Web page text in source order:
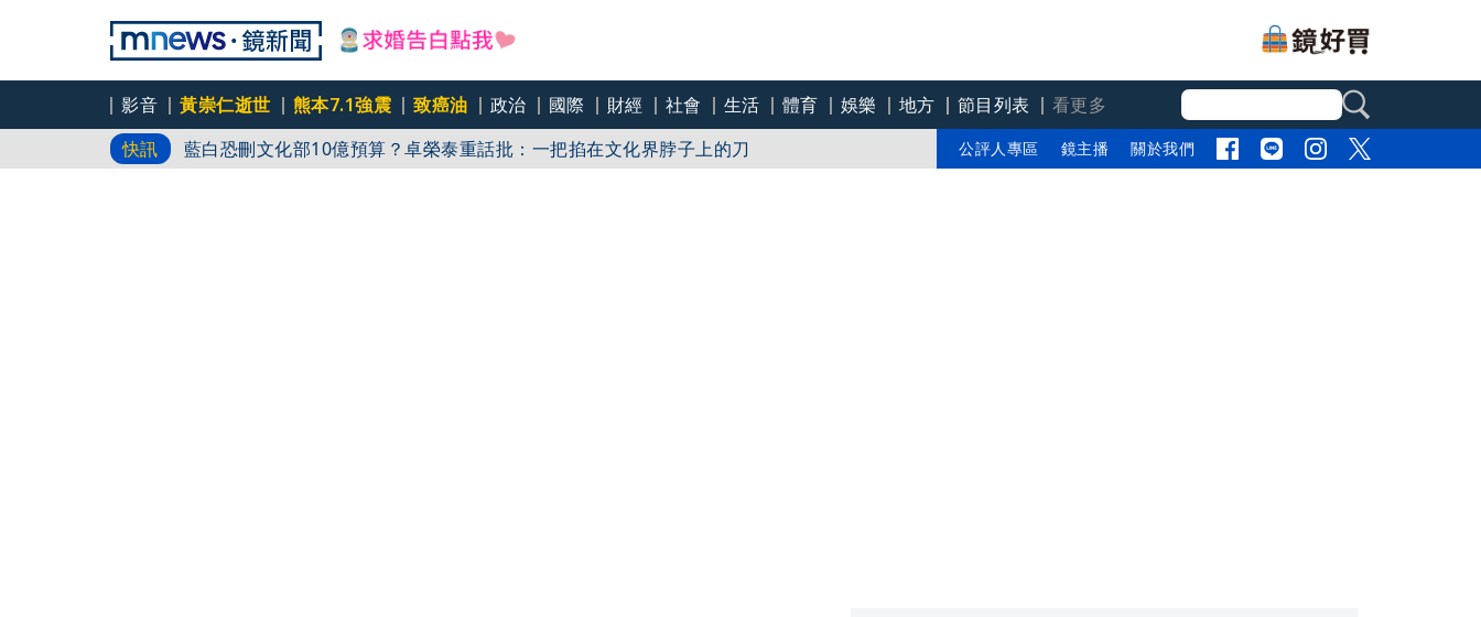
影音 黃崇仁逝世 熊本7.1強震 致癌油 政治 國際 財經 社會 生活 體育 娛樂 地方 節目列表
看更多
快訊
藍白恐刪文化部10億預算？卓榮泰重話批：一把掐在文化界脖子上的刀
杜絕洗產地疑慮 張嘉郡堅持農產原料「標示原產國」入法
公評人專區 鏡主播 關於我們